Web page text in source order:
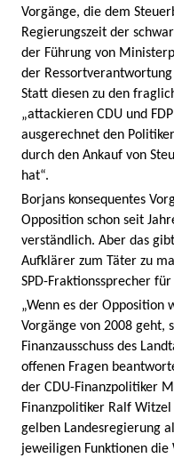
Vorgänge, die dem
Regierungszeit der
der Führung von
der
Statt diesen zu den
„attackieren CDU und
ausgerechnet den
durch den Ankauf von
hat“.
Borjans konsequentes
Opposition schon seit
verständlich. Aber das
Aufklärer zum Täter zu
SPD-Fraktionssprecher
„Wenn es der
Vorgänge von 2008 geht,
Finanzausschuss des
offenen Fragen
der CDU-Finanzpolitiker
Finanzpolitiker Ralf
gelben Landesregierung
jeweiligen Funktionen die